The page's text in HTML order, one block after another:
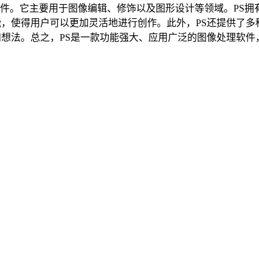
。它主要用于图像编辑、修饰以及图形设计等领域。PS
使得用户可以更加灵活地进行创作。此外，PS还提供了
法。总之，PS是一款功能强大、应用广泛的图像处理软件